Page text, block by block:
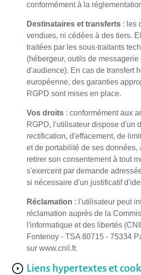
conformément à la
Destinataires et transferts : les
vendues, ni cédées à des tiers.
traitées par les sous-traitants
(hébergeur, outils de messagerie
d'audience). En cas de transfert
européenne, des garanties
RGPD sont mises en place.
Vos droits : conformément aux
RGPD, l'utilisateur dispose d'un
rectification, d'effacement, de
et de portabilité de ses données,
retirer son consentement à tout
s'exercent par demande
si nécessaire d'un justificatif
Réclamation : l'utilisateur peut
réclamation auprès de la
l'informatique et des libertés
Fontenoy - TSA 80715 - 75334
sur www.cnil.fr.
Liens hypertextes et